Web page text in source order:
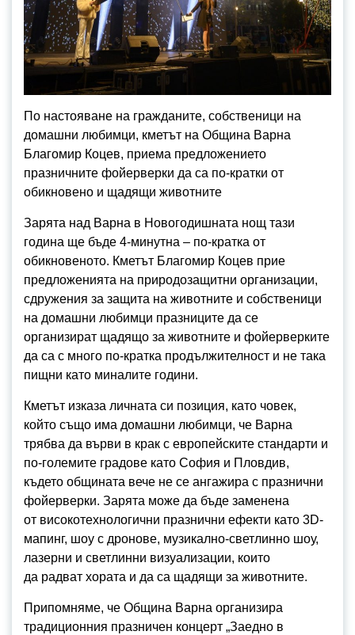
По настояване на гражданите, собственици на
домашни любимци, кметът на Община Варна
Благомир Коцев, приема предложението
празничните фойерверки да са по-кратки от
обикновено и щадящи животните
Зарята над Варна в Новогодишната нощ тази
година ще бъде 4-минутна – по-кратка от
обикновеното. Кметът Благомир Коцев прие
предложенията на природозащитни организации,
сдружения за защита на животните и собственици
на домашни любимци празниците да се
организират щадящо за животните и фойерверките
да са с много по-кратка продължителност и не така
пищни като миналите години.
Кметът изказа личната си позиция, като човек,
който също има домашни любимци, че Варна
трябва да върви в крак с европейските стандарти и
по-големите градове като София и Пловдив,
където общината вече не се ангажира с празнични
фойерверки. Зарята може да бъде заменена
от високотехнологични празнични ефекти като 3D-
мапинг, шоу с дронове, музикално-светлинно шоу,
лазерни и светлинни визуализации, които
да радват хората и да са щадящи за животните.
Припомняме, че Община Варна организира
традиционния празничен концерт „Заедно в